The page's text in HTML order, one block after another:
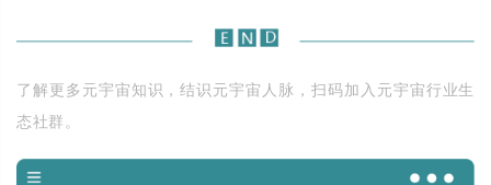
了解更多元宇宙知识，结识元宇宙人脉，扫码加入元宇宙行业生
态社群。